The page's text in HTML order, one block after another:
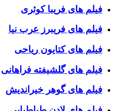
فیلم های فریبا کوثری
فیلم های فریبرز عرب نیا
فیلم های کتایون ریاحی
فیلم های گلشیفته فراهانی
فیلم های گوهر خیراندیش